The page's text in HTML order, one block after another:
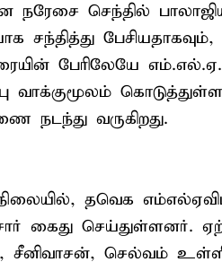
நரேசை செந்தில்
சந்தித்து
பேரிலேயே
வாக்குமூலம்
நடந்து வருகிறது.
தவெக
கைது செய்துள்ளனர்.
சீனிவாசன், செல்வம்